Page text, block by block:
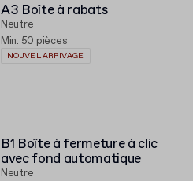
A3 Boîte à rabats
Neutre
Min. 50 pièces
NOUVEL ARRIVAGE
B1 Boîte à fermeture à clic
avec fond automatique
Neutre